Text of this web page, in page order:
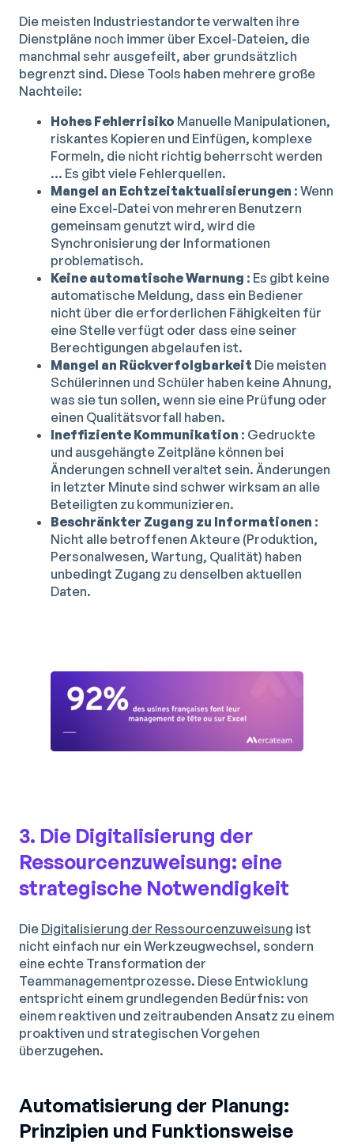
Die meisten Industriestandorte verwalten ihre
Dienstpläne noch immer über Excel-Dateien, die
manchmal sehr ausgefeilt, aber grundsätzlich
begrenzt sind. Diese Tools haben mehrere große
Nachteile:
Hohes Fehlerrisiko Manuelle Manipulationen,
riskantes Kopieren und Einfügen, komplexe
Formeln, die nicht richtig beherrscht werden
... Es gibt viele Fehlerquellen.
Mangel an Echtzeitaktualisierungen : Wenn
eine Excel-Datei von mehreren Benutzern
gemeinsam genutzt wird, wird die
Synchronisierung der Informationen
problematisch.
Keine automatische Warnung : Es gibt keine
automatische Meldung, dass ein Bediener
nicht über die erforderlichen Fähigkeiten für
eine Stelle verfügt oder dass eine seiner
Berechtigungen abgelaufen ist.
Mangel an Rückverfolgbarkeit Die meisten
Schülerinnen und Schüler haben keine Ahnung,
was sie tun sollen, wenn sie eine Prüfung oder
einen Qualitätsvorfall haben.
Ineffiziente Kommunikation : Gedruckte
und ausgehängte Zeitpläne können bei
Änderungen schnell veraltet sein. Änderungen
in letzter Minute sind schwer wirksam an alle
Beteiligten zu kommunizieren.
Beschränkter Zugang zu Informationen :
Nicht alle betroffenen Akteure (Produktion,
Personalwesen, Wartung, Qualität) haben
unbedingt Zugang zu denselben aktuellen
Daten.
3. Die Digitalisierung der
Ressourcenzuweisung: eine
strategische Notwendigkeit
Die Digitalisierung der Ressourcenzuweisung ist
nicht einfach nur ein Werkzeugwechsel, sondern
eine echte Transformation der
Teammanagementprozesse. Diese Entwicklung
entspricht einem grundlegenden Bedürfnis: von
einem reaktiven und zeitraubenden Ansatz zu einem
proaktiven und strategischen Vorgehen
überzugehen.
Automatisierung der Planung:
Prinzipien und Funktionsweise